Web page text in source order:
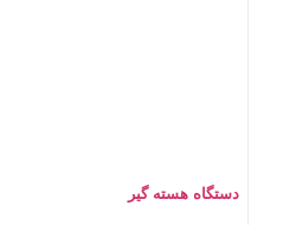
دستگاه هسته گیر